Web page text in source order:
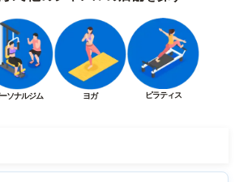
ソナルジム ヨガ ピラティス